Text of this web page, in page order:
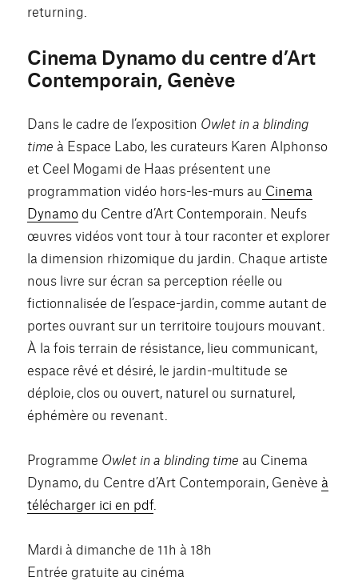
returning.
Cinema Dynamo du centre d’Art
Contemporain, Genève
Dans le cadre de l’exposition Owlet in a blinding
time à Espace Labo, les curateurs Karen Alphonso
et Ceel Mogami de Haas présentent une
programmation vidéo hors-les-murs au Cinema
Dynamodu Centre d’Art Contemporain. Neufs
œuvres vidéos vont tour à tour raconter et explorer
la dimension rhizomique du jardin. Chaque artiste
nous livre sur écran sa perception réelle ou
fictionnalisée de l’espace-jardin, comme autant de
portes ouvrant sur un territoire toujours mouvant.
À la fois terrain de résistance, lieu communicant,
espace rêvé et désiré, le jardin-multitude se
déploie, clos ou ouvert, naturel ou surnaturel,
éphémère ou revenant.
Programme Owlet in a blinding time au Cinema
Dynamo, du Centre d’Art Contemporain, Genève à
télécharger ici en pdf.
Mardi à dimanche de 11h à 18h
Entrée gratuite au cinéma